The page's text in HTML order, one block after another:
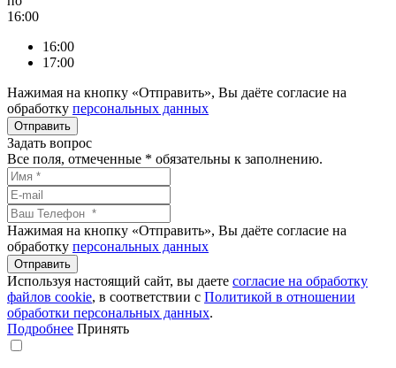
16:00
16:00
17:00
Нажимая на кнопку «Отправить», Вы даёте согласие на
обработку персональных данных
Задать вопрос
Все поля, отмеченные * обязательны к заполнению.
Нажимая на кнопку «Отправить», Вы даёте согласие на
обработку персональных данных
Используя настоящий сайт, вы даете согласие на обработку
файлов сookie, в соответствии с Политикой в отношении
обработки персональных данных.
Подробнее Принять